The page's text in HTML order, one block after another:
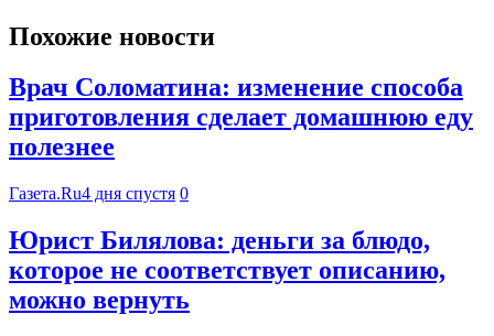
Похожие новости
Врач Соломатина: изменение способа
приготовления сделает домашнюю еду
полезнее
Газета.Ru4 дня спустя 0
Юрист Билялова: деньги за блюдо,
которое не соответствует описанию,
можно вернуть